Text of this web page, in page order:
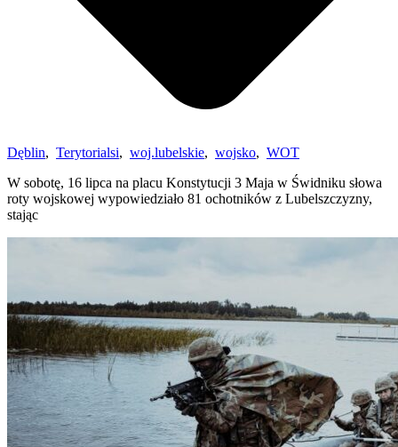
Dęblin, Terytorialsi, woj.lubelskie, wojsko, WOT
W sobotę, 16 lipca na placu Konstytucji 3 Maja w Świdniku słowa
roty wojskowej wypowiedziało 81 ochotników z Lubelszczyzny,
stając